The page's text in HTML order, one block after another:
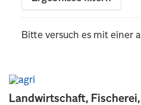
Landwirtschaft,
Bitte versuch es mit einer